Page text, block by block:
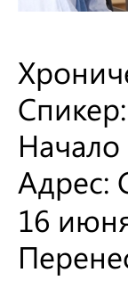
Начало
Адрес:
16